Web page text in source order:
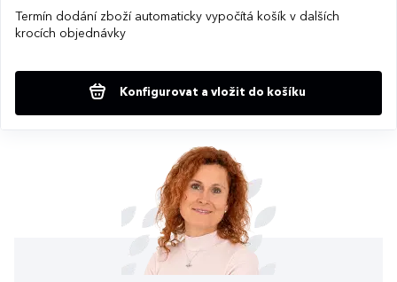
Termín dodání zboží automaticky vypočítá košík v dalších
krocích objednávky
Konfigurovat a vložit do košíku